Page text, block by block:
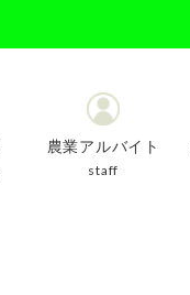
農業アルバイト
staff